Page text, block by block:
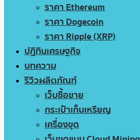
ราคา Ethereum
ราคา Dogecoin
ราคา Ripple (XRP)
ปฏิทินเศรษฐกิจ
บทความ
รีวิวผลิตภัณฑ์
เว็บซื้อขาย
กระเป๋าเก็บเหรียญ
เครื่องขุด